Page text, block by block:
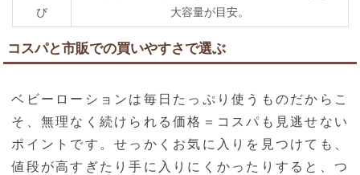
び
大容量が目安。
コスパと市販での買いやすさで選ぶ
ベビーローションは毎日たっぷり使うものだからこ
そ、無理なく続けられる価格＝コスパも見逃せない
ポイントです。せっかくお気に入りを見つけても、
値段が高すぎたり手に入りにくかったりすると、つ